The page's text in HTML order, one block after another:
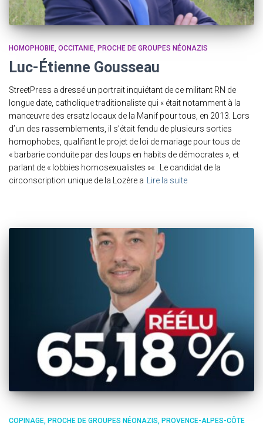
HOMOPHOBIE OCCITANIE PROCHE DE GROUPES NÉONAZIS
Luc-Étienne Gousseau
StreetPress a dressé un portrait inquiétant de ce militant RN de
longue date, catholique traditionaliste qui « était notamment à la
manœuvre des ersatz locaux de la Manif pour tous, en 2013. Lors
d’un des rassemblements, il s’était fendu de plusieurs sorties
homophobes, qualifiant le projet de loi de mariage pour tous de
« barbarie conduite par des loups en habits de démocrates », et
parlant de « lobbies homosexualistes »« . Le candidat de la
circonscription unique de la Lozère a
Lire la suite
COPINAGE PROCHE DE GROUPES NÉONAZIS PROVENCE-ALPES-CÔTE